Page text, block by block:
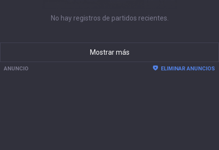
No hay registros de partidos recientes.
Mostrar más
ANUNCIO ELIMINAR ANUNCIOS